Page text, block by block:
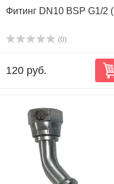
Фитинг DN10 BSP G1/2
(0)
120 руб.